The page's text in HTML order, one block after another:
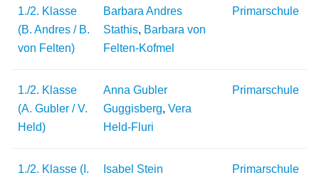
1./2. Klasse
(B. Andres / B.
von Felten)
Barbara Andres
Stathis, Barbara von
Felten-Kofmel
Primarschule
1./2. Klasse
(A. Gubler / V.
Held)
Anna Gubler
Guggisberg, Vera
Held-Fluri
Primarschule
1./2. Klasse (I.
Isabel Stein Primarschule